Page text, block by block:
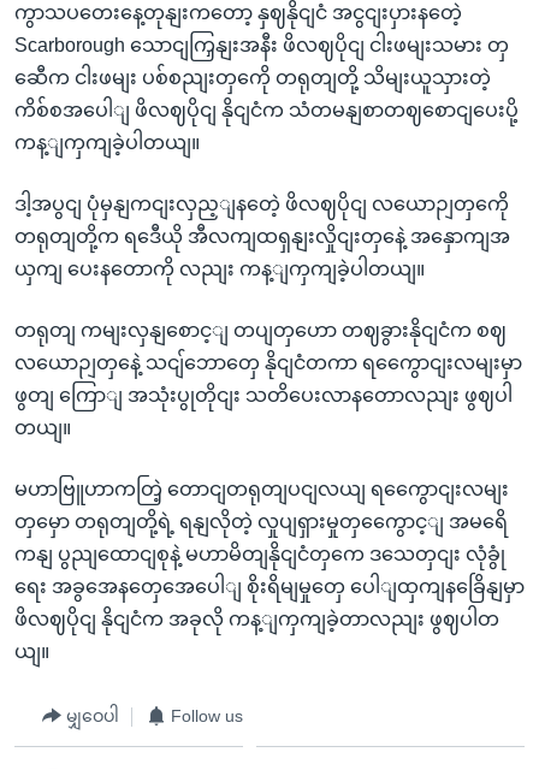
ကွာသပတေးနေ့တုနျးကတော့ နှဈနိုငျငံ အငွငျးပှားနတေဲ့
Scarborough သောငျကြှနျးအနီး ဖိလဈပိုငျ ငါးဖမျးသမား တှ
ဆေီက ငါးဖမျး ပစ်စညျးတှကေို တရုတျတို့ သိမျးယူသှားတဲ့
ကိစ်စအပေါျ ဖိလဈပိုငျ နိုငျငံက သံတမနျစာတဈစောငျပေးပို့
ကန့ျကှကျခဲ့ပါတယျ။
ဒါ့အပွငျ ပုံမှနျကငျးလှည့ျနတေဲ့ ဖိလဈပိုငျ လယောဉျတှကေို
တရုတျတို့က ရဒေီယို အီလကျထရှနျးလှိုငျးတှနေဲ့ အနှောကျအ
ယှကျ ပေးနတောကို လညျး ကန့ျကှကျခဲ့ပါတယျ။
တရုတျ ကမျးလှနျစောင့ျ တပျတှဟော တဈခွားနိုငျငံက စဈ
လယောဉျတှနေဲ့ သငျ်ဘောတှေ နိုငျငံတကာ ရကွေောငျးလမျးမှာ
ဖွတျ ကြောျ အသုံးပွုတိုငျး သတိပေးလာနတောလညျး ဖွဈပါ
တယျ။
မဟာဗြူဟာကတြဲ့ တောငျတရုတျပငျလယျ ရကွေောငျးလမျး
တှမှော တရုတျတို့ရဲ့ ရနျလိုတဲ့ လှုပျရှားမှုတှကွေောင့ျ အမရေိ
ကနျ ပွညျထောငျစုနဲ့ မဟာမိတျနိုငျငံတှကေ ဒသေတှငျး လုံခွုံ
ရေး အခွအေနတှေအေပေါျ စိုးရိမျမှုတှေ ပေါျထှကျနခြေိနျမှာ
ဖိလဈပိုငျ နိုငျငံက အခုလို ကန့ျကှကျခဲ့တာလညျး ဖွဈပါတ
ယျ။
မျှဝေပါ Follow us